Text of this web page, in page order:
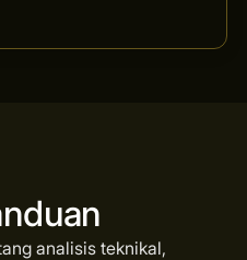
analisis teknikal,